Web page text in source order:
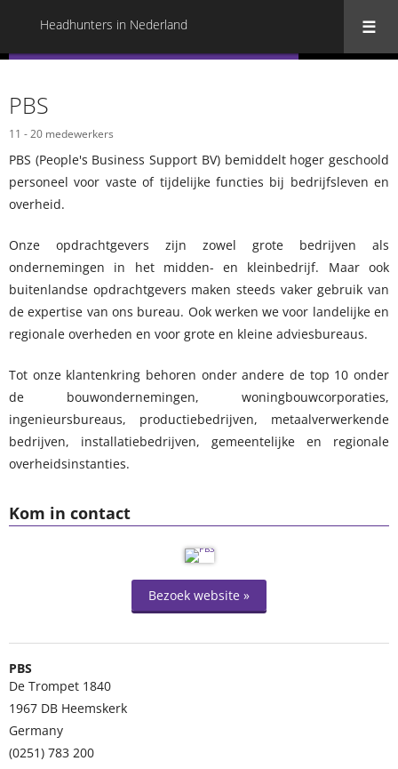
Headhunters in Nederland
Kom in contact
Bezoek website »
PBS
De Trompet 1840
1967 DB Heemskerk
Germany
(0251) 783 200
PBS
11 - 20 medewerkers
PBS (People's Business Support BV) bemiddelt hoger geschoold
personeel voor vaste of tijdelijke functies bij bedrijfsleven en
overheid.
Onze opdrachtgevers zijn zowel grote bedrijven als
ondernemingen in het midden- en kleinbedrijf. Maar ook
buitenlandse opdrachtgevers maken steeds vaker gebruik van
de expertise van ons bureau. Ook werken we voor landelijke en
regionale overheden en voor grote en kleine adviesbureaus.
Tot onze klantenkring behoren onder andere de top 10 onder
de bouwondernemingen, woningbouwcorporaties,
ingenieursbureaus, productiebedrijven, metaalverwerkende
bedrijven, installatiebedrijven, gemeentelijke en regionale
overheidsinstanties.